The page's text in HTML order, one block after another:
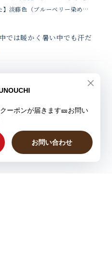
【入荷しました】淡藤色（ブルーベリー染め夏限定）
は暖かく暑い中でも汗だ
のために購入しました 暖
守ってくれてます